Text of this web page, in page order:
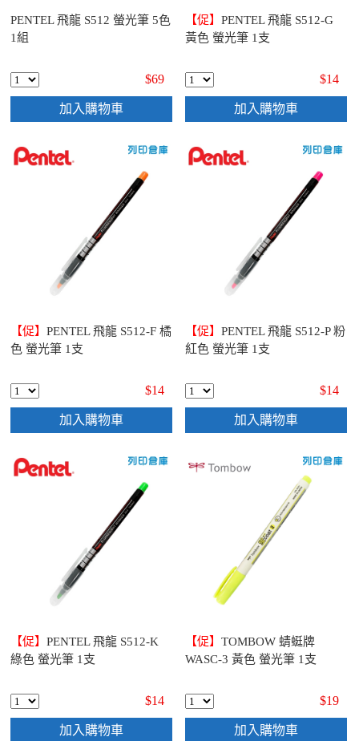
PENTEL 飛龍 S512 螢光筆 5色
1組
$69
加入購物車
【促】PENTEL 飛龍 S512-G
黃色 螢光筆 1支
$14
加入購物車
【促】PENTEL 飛龍 S512-F 橘
色 螢光筆 1支
$14
加入購物車
【促】PENTEL 飛龍 S512-P 粉
紅色 螢光筆 1支
$14
加入購物車
【促】PENTEL 飛龍 S512-K
綠色 螢光筆 1支
$14
加入購物車
【促】TOMBOW 蜻蜓牌
WASC-3 黃色 螢光筆 1支
$19
加入購物車